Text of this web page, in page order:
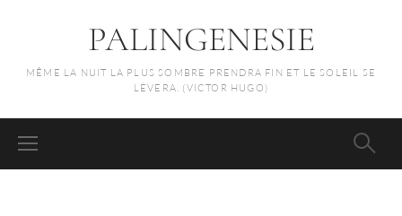
PALINGENESIE
MÊME LA NUIT LA PLUS SOMBRE PRENDRA FIN ET LE SOLEIL SE
LÈVERA. (VICTOR HUGO)